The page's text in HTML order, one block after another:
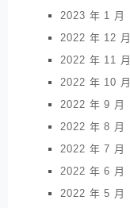
2023 年 1 月
2022 年 12 月
2022 年 11 月
2022 年 10 月
2022 年 9 月
2022 年 8 月
2022 年 7 月
2022 年 6 月
2022 年 5 月